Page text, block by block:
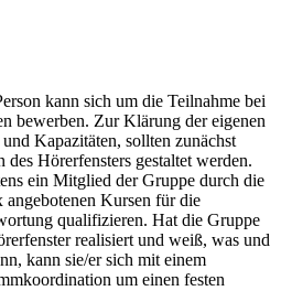
kann sich um die Teilnahme bei
bewerben. Zur Klärung der eigenen
Kapazitäten, sollten zunächst
Hörerfensters gestaltet werden.
ein Mitglied der Gruppe durch die
Kursen für die
qualifizieren. Hat die Gruppe
realisiert und weiß, was und
kann sie/er sich mit einem
um einen festen